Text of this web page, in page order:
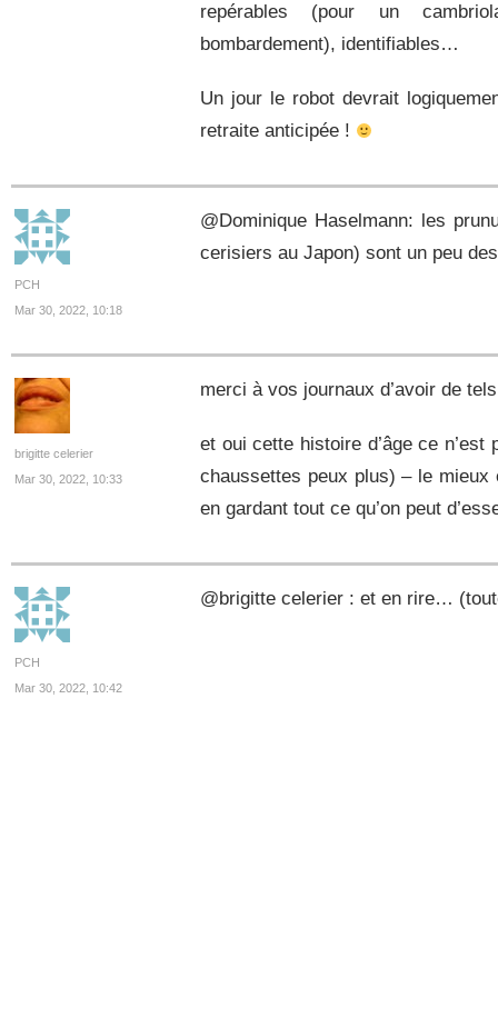
repérables (pour un
bombardement), identifiables…
Un jour le robot devrait
retraite anticipée !
PCH
Mar 30, 2022, 10:18
@Dominique Haselmann: les
cerisiers au Japon) sont un peu
brigitte celerier
Mar 30, 2022, 10:33
merci à vos journaux d’avoir de
et oui cette histoire d’âge ce
chaussettes peux plus) – le mieux
en gardant tout ce qu’on peut
PCH
Mar 30, 2022, 10:42
@brigitte celerier : et en rire…